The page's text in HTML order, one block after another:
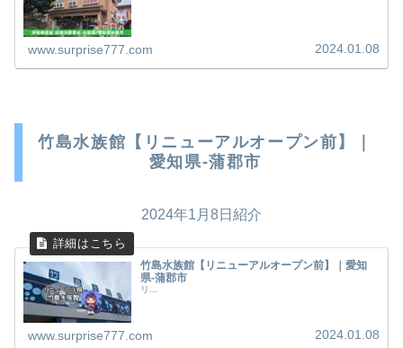
www.surprise777.com 2024.01.08
竹島水族館【リニューアルオープン前】｜
愛知県-蒲郡市
2024年1月8日紹介
竹島水族館【リニューアルオープン前】｜愛知
県-蒲郡市
リ...
www.surprise777.com 2024.01.08